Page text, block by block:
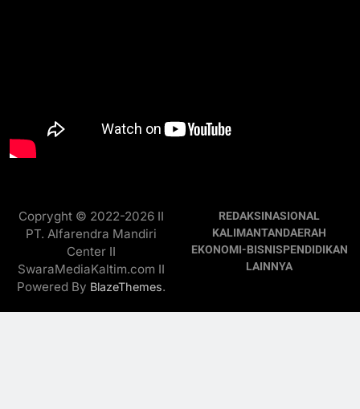
Copryght © 2022-2026 II
PT. Alfarendra Mandiri
Center II
SwaraMediaKaltim.com II
Powered By BlazeThemes.
REDAKSINASIONAL
KALIMANTANDAERAH
EKONOMI-BISNISPENDIDIKAN
LAINNYA